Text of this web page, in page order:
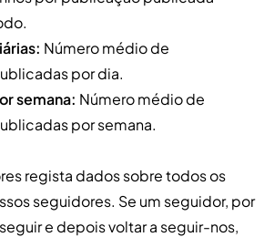
Número médio de
por dia.
semana: Número médio de
por semana.
regista dados sobre todos os
seguidores. Se um seguidor, por
e depois voltar a seguir-nos,